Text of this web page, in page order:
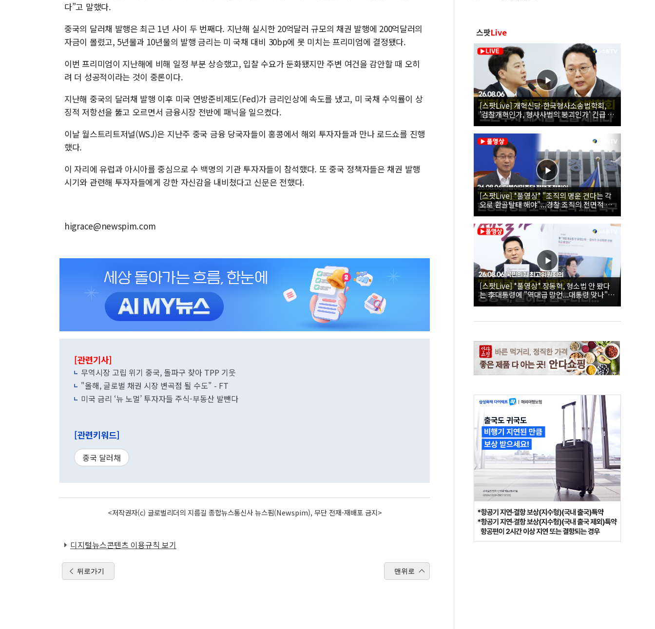
다”고 말했다.
중국의 달러채 발행은 최근 1년 사이 두 번째다. 지난해 실시한 20억달러 규모의 채권 발행에 200억달러의
자금이 몰렸고, 5년물과 10년물의 발행 금리는 미 국채 대비 30bp에 못 미치는 프리미엄에 결정됐다.
이번 프리미엄이 지난해에 비해 일정 부분 상승했고, 입찰 수요가 둔화됐지만 주변 여건을 감안할 때 오히
려 더 성공적이라는 것이 중론이다.
지난해 중국의 달러채 발행 이후 미국 연방준비제도(Fed)가 금리인상에 속도를 냈고, 미 국채 수익률이 상
징적 저항선을 뚫고 오르면서 금융시장 전반에 패닉을 일으켰다.
이날 월스트리트저널(WSJ)은 지난주 중국 금융 당국자들이 홍콩에서 해외 투자자들과 만나 로드쇼를 진행
했다.
이 자리에 유럽과 아시아를 중심으로 수 백명의 기관 투자자들이 참석했다. 또 중국 정책자들은 채권 발행
시기와 관련해 투자자들에게 강한 자신감을 내비쳤다고 신문은 전했다.
higrace@newspim.com
[관련기사]
무역시장 고립 위기 중국, 돌파구 찾아 TPP 기웃
"올해, 글로벌 채권 시장 변곡점 될 수도" - FT
미국 금리 ‘뉴 노멀’ 투자자들 주식-부동산 발뺀다
[관련키워드]
중국 달러채
<저작권자(c) 글로벌리더의 지름길 종합뉴스통신사 뉴스핌(Newspim), 무단 전재-재배포 금지>
디지털뉴스콘텐츠 이용규칙 보기
뒤로가기 맨위로
스팟Live
[스팟Live] 개혁신당·한국형사소송법학회,
'검찰개혁인가, 형사사법의 붕괴인가' 긴급 세
미나｜26.08.06
[스팟Live] *풀영상* "조직의 명운 건다는 각
오로 환골탈태 해야"...경찰 조직의 전면적 쇄
신 촉구한 한병도 | 26.08.06 더불어민주당 정
책조정회의
[스팟Live] *풀영상* 장동혁, 형소법 안 봤다
는 李대통령에 "역대급 망언...대통령 맞나"｜
26.08.06 국민의힘 최고위원회의